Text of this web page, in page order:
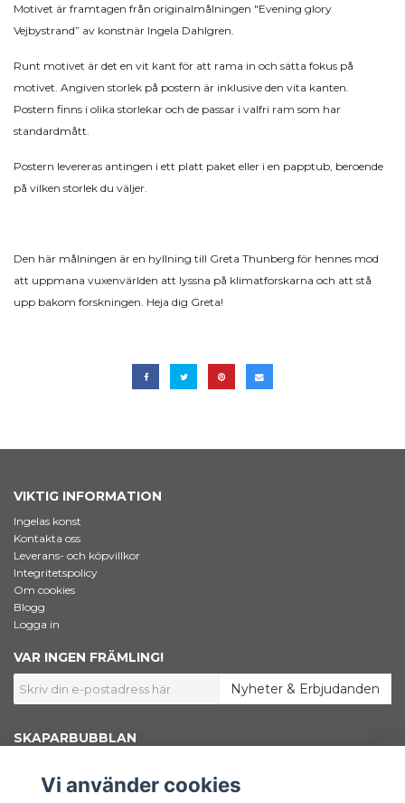
Motivet är framtagen från originalmålningen "Evening glory
Vejbystrand” av konstnär Ingela Dahlgren.
Runt motivet är det en vit kant för att rama in och sätta fokus på
motivet. Angiven storlek på postern är inklusive den vita kanten.
Postern finns i olika storlekar och de passar i valfri ram som har
standardmått.
Postern levereras antingen i ett platt paket eller i en papptub, beroende
på vilken storlek du väljer.
Den här målningen är en hyllning till Greta Thunberg för hennes mod
att uppmana vuxenvärlden att lyssna på klimatforskarna och att stå
upp bakom forskningen. Heja dig Greta!
VIKTIG INFORMATION
Ingelas konst
Kontakta oss
Leverans- och köpvillkor
Integritetspolicy
Om cookies
Blogg
Logga in
VAR INGEN FRÄMLING!
Nyheter & Erbjudanden
SKAPARBUBBLAN
konstnär, grafisk designer och marknadsförare. Här inne i shoppen säljer
jag konstnärsmaterial – Bara väl beprövade favoriter som jag själv väljer
Vi använder cookies